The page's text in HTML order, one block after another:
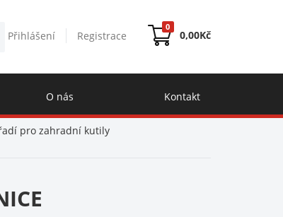
0
0,00Kč
Přihlášení Registrace
O nás Kontakt
pro zahradní kutily